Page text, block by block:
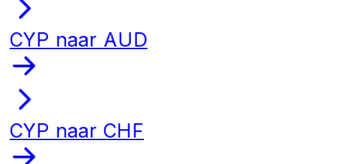
CYP naar AUD
CYP naar CHF